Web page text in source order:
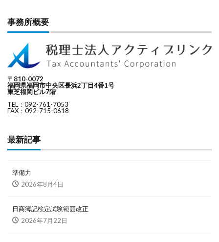
事務所概要
〒810-0072
福岡県福岡市中央区長浜2丁目4番1号
東芝福岡ビル7階
TEL：092-761-7053
FAX：092-715-0618
最新記事
準備力
2026年8月4日
日商簿記検定試験範囲改正
2026年7月22日